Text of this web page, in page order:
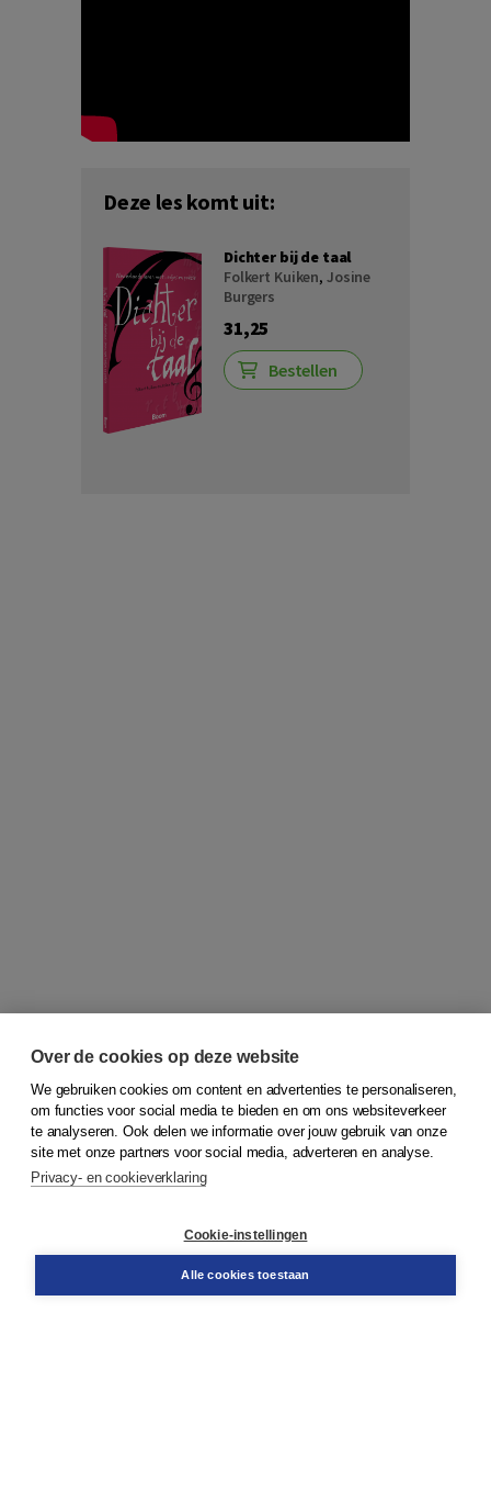
Deze les komt uit:
Dichter bij de taal
Folkert Kuiken, Josine
Burgers
31,25
Bestellen
© 2026Koninklijke Boom uitgevers
Bestellen
Over de cookies op deze website
We gebruiken cookies om content en advertenties te personaliseren,
om functies voor social media te bieden en om ons websiteverkeer
te analyseren. Ook delen we informatie over jouw gebruik van onze
site met onze partners voor social media, adverteren en analyse.
Privacy- en cookieverklaring
Cookie-instellingen
Alle cookies toestaan